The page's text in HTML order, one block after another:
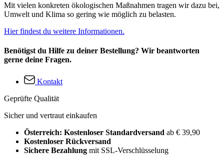
Mit vielen konkreten ökologischen Maßnahmen tragen wir dazu bei,
Umwelt und Klima so gering wie möglich zu belasten.
Hier findest du weitere Informationen.
Benötigst du Hilfe zu deiner Bestellung? Wir beantworten
gerne deine Fragen.
Kontakt
Geprüfte Qualität
Sicher und vertraut einkaufen
Österreich: Kostenloser Standardversand ab € 39,90
Kostenloser Rückversand
Sichere Bezahlung mit SSL-Verschlüsselung